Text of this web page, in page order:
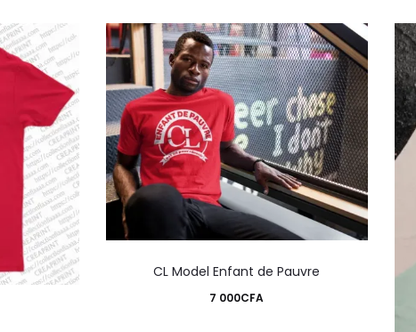
CL Model Enfant de Pauvre
7 000CFA